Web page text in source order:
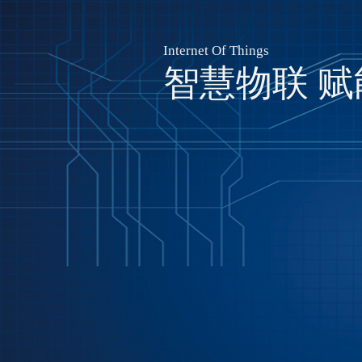
Internet Of Things
智慧物联